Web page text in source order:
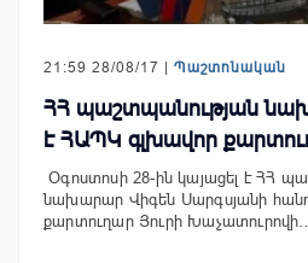
21:59 28/08/17 | Պաշտոնական
ՀՀ պաշտպանության
է ՀԱՊԿ գլխավոր
Օգոստոսի 28-ին կայացել է ՀՀ
նախարար Վիգեն Սարգսյանի
քարտուղար Յուրի